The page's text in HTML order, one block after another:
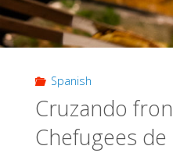
Spanish
Cruzando
Chefugees de